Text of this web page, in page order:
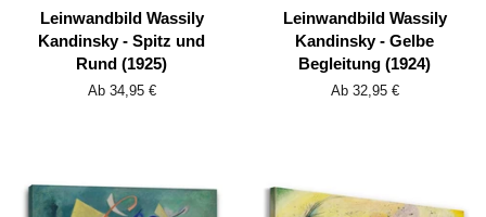
Leinwandbild Wassily
Kandinsky - Spitz und
Rund (1925)
Ab 34,95 €
Leinwandbild Wassily
Kandinsky - Gelbe
Begleitung (1924)
Ab 32,95 €